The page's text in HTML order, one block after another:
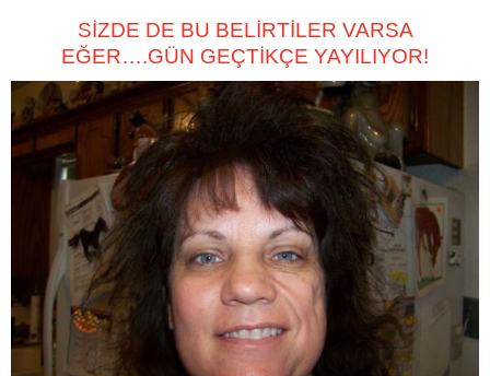
SİZDE DE BU BELİRTİLER VARSA
EĞER….GÜN GEÇTİKÇE YAYILIYOR!